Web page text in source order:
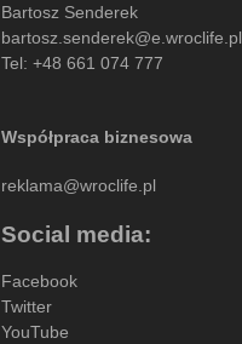
Bartosz Senderek
bartosz.senderek@e.wroclife.pl
Tel: +48 661 074 777
Współpraca biznesowa
reklama@wroclife.pl
Social media:
Facebook
Twitter
YouTube